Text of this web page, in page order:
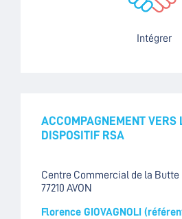
Intégrer
ACCOMPAGNEMENT VERS
DISPOSITIF RSA
Centre Commercial de la Butte
77210 AVON
Florence GIOVAGNOLI